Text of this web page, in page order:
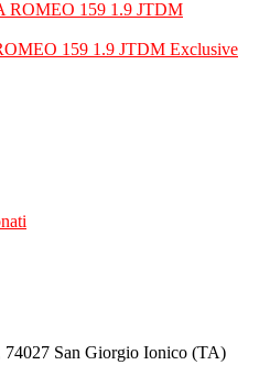
159 1.9 JTDM Exclusive
San Giorgio Ionico (TA)